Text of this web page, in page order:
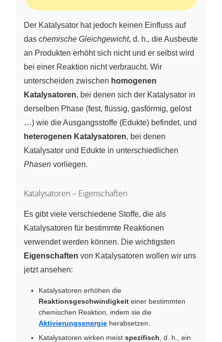
Der Katalysator hat jedoch keinen Einfluss auf
das chemische Gleichgewicht, d. h., die Ausbeute
an Produkten erhöht sich nicht und er selbst wird
bei einer Reaktion nicht verbraucht. Wir
unterscheiden zwischen homogenen
Katalysatoren, bei denen sich der Katalysator in
derselben Phase (fest, flüssig, gasförmig, gelöst
…) wie die Ausgangsstoffe (Edukte) befindet, und
heterogenen Katalysatoren, bei denen
Katalysator und Edukte in unterschiedlichen
Phasen vorliegen.
Katalysatoren – Eigenschaften
Es gibt viele verschiedene Stoffe, die als
Katalysatoren für bestimmte Reaktionen
verwendet werden können. Die wichtigsten
Eigenschaften von Katalysatoren wollen wir uns
jetzt ansehen:
Katalysatoren erhöhen die
Reaktionsgeschwindigkeit einer bestimmten
chemischen Reaktion, indem sie die
Aktivierungsenergie herabsetzen.
Katalysatoren wirken meist spezifisch , d. h., ein